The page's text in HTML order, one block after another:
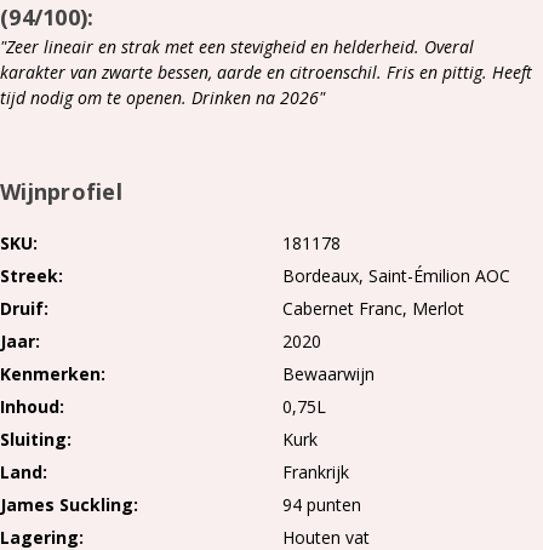
(94/100):
"Zeer lineair en strak met een stevigheid en helderheid. Overal
karakter van zwarte bessen, aarde en citroenschil. Fris en pittig. Heeft
tijd nodig om te openen. Drinken na 2026"
Wijnprofiel
SKU
181178
Streek
Bordeaux Saint-Émilion AOC
Druif
Cabernet Franc Merlot
Jaar
2020
Kenmerken
Bewaarwijn
Inhoud
0,75L
Sluiting
Kurk
Land
Frankrijk
James Suckling
94 punten
Lagering
Houten vat